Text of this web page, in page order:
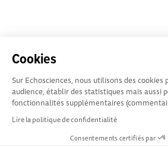
Cookies
Sur Echosciences, nous utilisons des
audience, établir des statistiques mais aussi
fonctionnalités supplémentaires
Lire la politique de confidentialité
Consentements certifiés par